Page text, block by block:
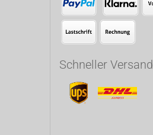
Schneller Versand